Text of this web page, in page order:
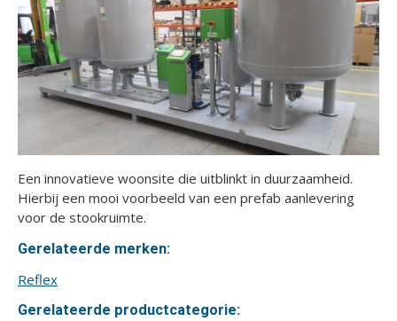
Een innovatieve woonsite die uitblinkt in duurzaamheid.
Hierbij een mooi voorbeeld van een prefab aanlevering
voor de stookruimte.
Gerelateerde merken:
Reflex
Gerelateerde productcategorie: